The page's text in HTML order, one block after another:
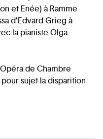
et Enée) à Ramme
d’Edvard Grieg à
la pianiste Olga
de Chambre
sujet la disparition